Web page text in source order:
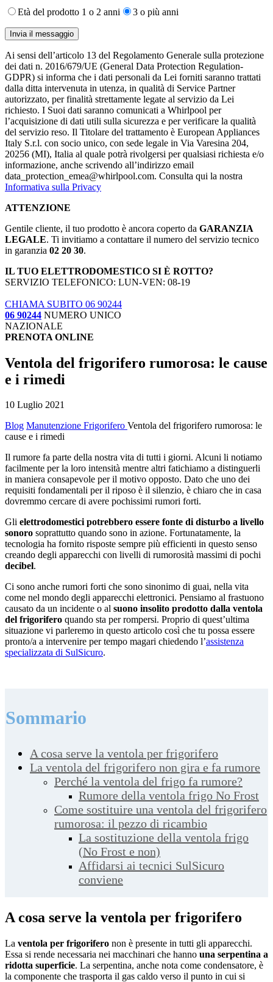
Età del prodotto 1 o 2 anni 3 o più anni
Ai sensi dell’articolo 13 del Regolamento Generale sulla protezione
dei dati n. 2016/679/UE (General Data Protection Regulation-
GDPR) si informa che i dati personali da Lei forniti saranno​ trattati
dalla ditta intervenuta in utenza,​ in qualità di Service Partner
autorizzato, per finalità strettamente legate al servizio da Lei
richiesto. I S​uoi dati saranno comunicati a Whirlpool per
l’acquisizione di dati utili sulla sicurezza e per verificare la qualità
del servizio reso. Il Titolare del trattamento è European Appliances
Italy S.r.l. con socio unico, con sede legale in Via Varesina 204,
20256 (MI), Italia al quale potrà rivolgersi per qualsiasi richiesta e/o
informazione, anche scrivendo all’indirizzo email
data_protection_emea@whirlpool.com. Consulta qui la nostra
Informativa sulla Privacy
ATTENZIONE
Gentile cliente, il tuo prodotto è ancora coperto da GARANZIA
LEGALE. Ti invitiamo a contattare il numero del servizio tecnico
in garanzia 02 20 30.
IL TUO ELETTRODOMESTICO SI È ROTTO?
SERVIZIO TELEFONICO: LUN-VEN: 08-19
CHIAMA SUBITO 06 90244
06 90244 NUMERO UNICO
NAZIONALE
PRENOTA ONLINE
Ventola del frigorifero rumorosa: le cause
e i rimedi
10 Luglio 2021
Blog Manutenzione Frigorifero Ventola del frigorifero rumorosa: le
cause e i rimedi
Il rumore fa parte della nostra vita di tutti i giorni. Alcuni li notiamo
facilmente per la loro intensità mentre altri fatichiamo a distinguerli
in maniera consapevole per il motivo opposto. Dato che uno dei
requisiti fondamentali per il riposo è il silenzio, è chiaro che in casa
dovremmo cercare di avere pochissimi rumori forti.
Gli elettrodomestici potrebbero essere fonte di disturbo a livello
sonoro soprattutto quando sono in azione. Fortunatamente, la
tecnologia ha fornito risposte sempre più efficienti in questo senso
creando degli apparecchi con livelli di rumorosità massimi di pochi
decibel.
Ci sono anche rumori forti che sono sinonimo di guai, nella vita
come nel mondo degli apparecchi elettronici. Pensiamo al frastuono
causato da un incidente o al suono insolito prodotto dalla ventola
del frigorifero quando sta per rompersi. Proprio di quest’ultima
situazione vi parleremo in questo articolo così che tu possa essere
pronto/a a intervenire per tempo magari chiedendo l’assistenza
specializzata di SulSicuro.
Sommario
A cosa serve la ventola per frigorifero
La ventola del frigorifero non gira e fa rumore
Perché la ventola del frigo fa rumore?
Rumore della ventola frigo No Frost
Come sostituire una ventola del frigorifero
rumorosa: il pezzo di ricambio
La sostituzione della ventola frigo
(No Frost e non)
Affidarsi ai tecnici SulSicuro
conviene
A cosa serve la ventola per frigorifero
La ventola per frigorifero non è presente in tutti gli apparecchi.
Essa si rende necessaria nei macchinari che hanno una serpentina a
ridotta superficie. La serpentina, anche nota come condensatore, è
la componente che trasporta il gas caldo verso il punto in cui si